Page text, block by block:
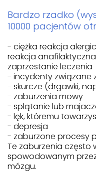
Bardzo rzadko
10000 pacjentów
- ciężka reakcja
reakcja
zaprzestanie leczenia
- incydenty związane
- skurcze (drgawki,
- zaburzenia mowy
- splątanie lub
- lęk, któremu
- depresja
- zaburzone procesy
Te zaburzenia często
spowodowanym
mózgu.